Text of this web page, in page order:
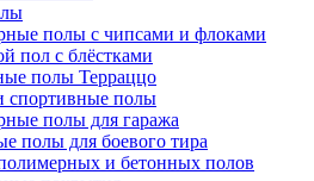
полы с чипсами и флоками
пол с блёстками
полы Терраццо
спортивные полы
полы для гаража
полы для боевого тира
и бетонных полов